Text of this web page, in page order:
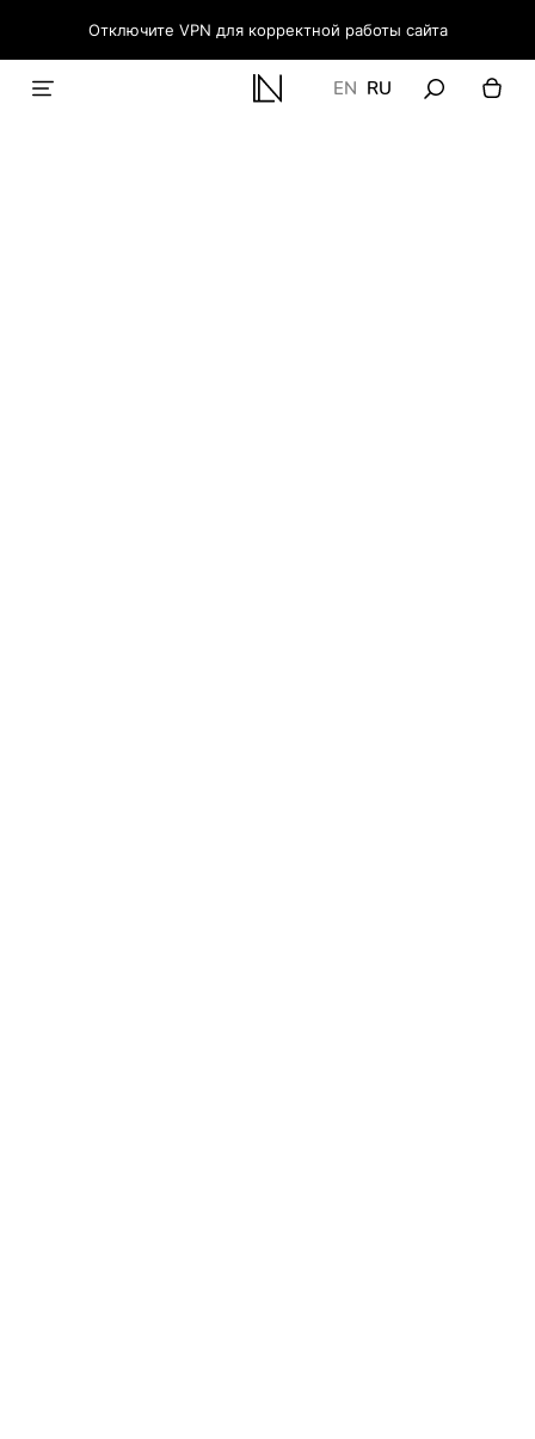
Отключите VPN для корректной работы сайта
EN RU